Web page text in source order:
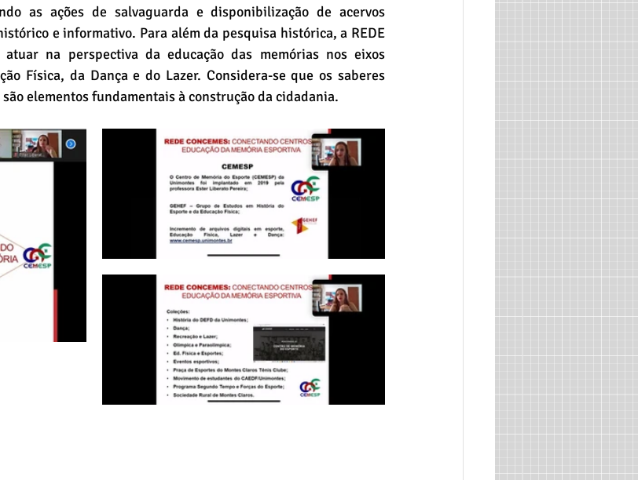
as ações de salvaguarda e disponibilização de acervos
e informativo. Para além da pesquisa histórica, a REDE
atuar na perspectiva da educação das memórias nos eixos
Física, da Dança e do Lazer. Considera-se que os saberes
elementos fundamentais à construção da cidadania.